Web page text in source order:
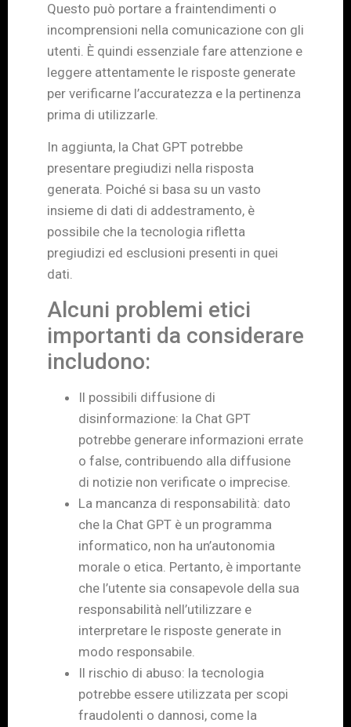
Questo può portare a fraintendimenti o
incomprensioni nella comunicazione con gli
utenti. È quindi essenziale fare attenzione e
leggere attentamente le risposte generate
per verificarne l’accuratezza e la pertinenza
prima di utilizzarle.
In aggiunta, la Chat GPT potrebbe
presentare pregiudizi nella risposta
generata. Poiché si basa su un vasto
insieme di dati di addestramento, è
possibile che la tecnologia rifletta
pregiudizi ed esclusioni presenti in quei
dati.
Alcuni problemi etici
importanti da considerare
includono:
Il possibili diffusione di
disinformazione: la Chat GPT
potrebbe generare informazioni errate
o false, contribuendo alla diffusione
di notizie non verificate o imprecise.
La mancanza di responsabilità: dato
che la Chat GPT è un programma
informatico, non ha un’autonomia
morale o etica. Pertanto, è importante
che l’utente sia consapevole della sua
responsabilità nell’utilizzare e
interpretare le risposte generate in
modo responsabile.
Il rischio di abuso: la tecnologia
potrebbe essere utilizzata per scopi
fraudolenti o dannosi, come la